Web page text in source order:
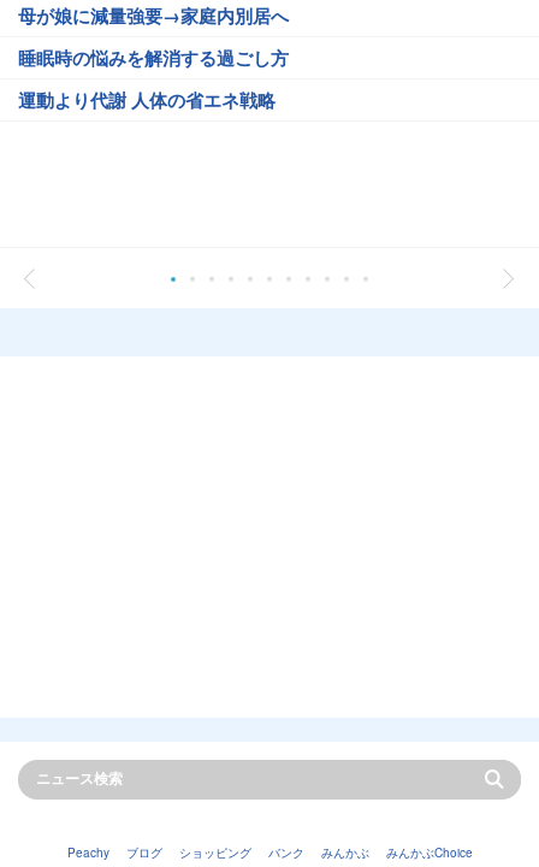
母が娘に減量強要→家庭内別居へ
睡眠時の悩みを解消する過ごし方
運動より代謝 人体の省エネ戦略
Peachy ブログ ショッピング バンク みんかぶ みんかぶChoice